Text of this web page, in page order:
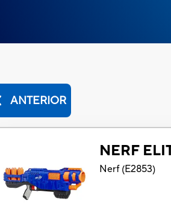
ANTERIOR
NERF
Nerf(E2853)